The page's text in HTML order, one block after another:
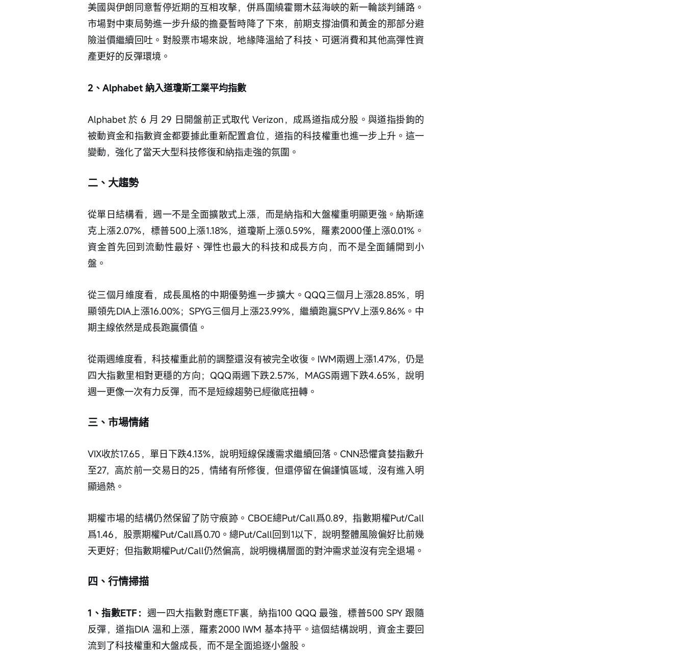
美國與伊朗同意暫停近期的互相攻擊，併爲圍繞霍爾木茲海峽的新一輪談判鋪路。
市場對中東局勢進一步升級的擔憂暫時降了下來，前期支撐油價和黃金的那部分避
險溢價繼續回吐。對股票市場來說，地緣降溫給了科技、可選消費和其他高彈性資
產更好的反彈環境。
2、Alphabet 納入道瓊斯工業平均指數
Alphabet 於 6 月 29 日開盤前正式取代 Verizon，成爲道指成分股。與道指掛鉤的
被動資金和指數資金都要據此重新配置倉位，道指的科技權重也進一步上升。這一
變動，強化了當天大型科技修復和納指走強的氛圍。
二、大趨勢
從單日結構看，週一不是全面擴散式上漲，而是納指和大盤權重明顯更強。納斯達
克上漲2.07%，標普500上漲1.18%，道瓊斯上漲0.59%，羅素2000僅上漲0.01%。
資金首先回到流動性最好、彈性也最大的科技和成長方向，而不是全面鋪開到小
盤。
從三個月維度看，成長風格的中期優勢進一步擴大。QQQ三個月上漲28.85%，明
顯領先DIA上漲16.00%；SPYG三個月上漲23.99%，繼續跑贏SPYV上漲9.86%。中
期主線依然是成長跑贏價值。
從兩週維度看，科技權重此前的調整還沒有被完全收復。IWM兩週上漲1.47%，仍是
四大指數里相對更穩的方向；QQQ兩週下跌2.57%，MAGS兩週下跌4.65%，說明
週一更像一次有力反彈，而不是短線趨勢已經徹底扭轉。
三、市場情緒
VIX收於17.65，單日下跌4.13%，說明短線保護需求繼續回落。CNN恐懼貪婪指數升
至27，高於前一交易日的25，情緒有所修復，但還停留在偏謹慎區域，沒有進入明
顯過熱。
期權市場的結構仍然保留了防守痕跡。CBOE總Put/Call爲0.89，指數期權Put/Call
爲1.46，股票期權Put/Call爲0.70。總Put/Call回到1以下，說明整體風險偏好比前幾
天更好；但指數期權Put/Call仍然偏高，說明機構層面的對沖需求並沒有完全退場。
四、行情掃描
1、指數ETF： 週一四大指數對應ETF裏，納指100 QQQ 最強，標普500 SPY 跟隨
反彈，道指DIA 溫和上漲，羅素2000 IWM 基本持平。這個結構說明，資金主要回
流到了科技權重和大盤成長，而不是全面追逐小盤股。